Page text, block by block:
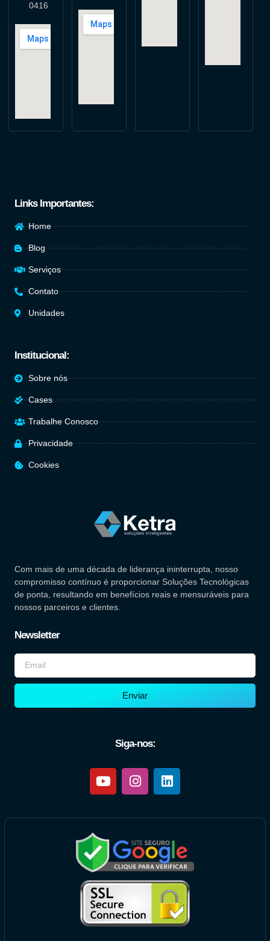
0416
Links Importantes:
Home
Blog
Serviços
Contato
Unidades
Institucional:
Sobre nós
Cases
Trabalhe Conosco
Privacidade
Cookies
Com mais de uma década de liderança ininterrupta, nosso
compromisso contínuo é proporcionar Soluções Tecnológicas
de ponta, resultando em benefícios reais e mensuráveis para
nossos parceiros e clientes.
Newsletter
Enviar
Siga-nos: